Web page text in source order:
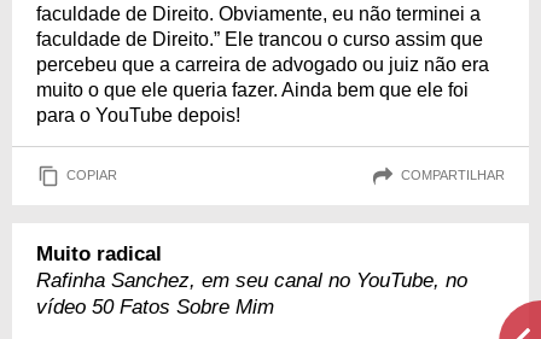
faculdade de Direito. Obviamente, eu não terminei a
faculdade de Direito.” Ele trancou o curso assim que
percebeu que a carreira de advogado ou juiz não era
muito o que ele queria fazer. Ainda bem que ele foi
para o YouTube depois!
COPIAR COMPARTILHAR
Muito radical
Rafinha Sanchez, em seu canal no YouTube, no
vídeo 50 Fatos Sobre Mim